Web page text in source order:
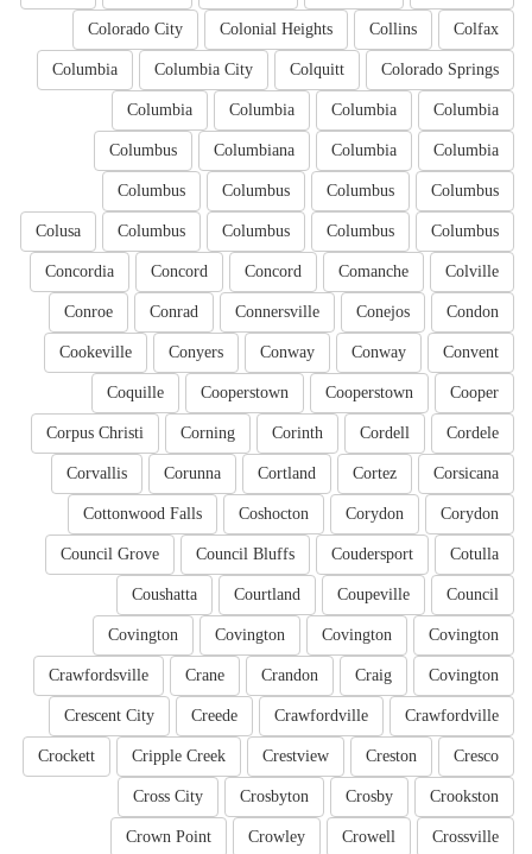
Colfax
Collins
Colonial Heights
Colorado City
Colorado Springs
Colquitt
Columbia City
Columbia
Columbia
Columbia
Columbia
Columbia
Columbia
Columbia
Columbiana
Columbus
Columbus
Columbus
Columbus
Columbus
Columbus
Columbus
Columbus
Columbus
Colusa
Colville
Comanche
Concord
Concord
Concordia
Condon
Conejos
Connersville
Conrad
Conroe
Convent
Conway
Conway
Conyers
Cookeville
Cooper
Cooperstown
Cooperstown
Coquille
Cordele
Cordell
Corinth
Corning
Corpus Christi
Corsicana
Cortez
Cortland
Corunna
Corvallis
Corydon
Corydon
Coshocton
Cottonwood Falls
Cotulla
Coudersport
Council Bluffs
Council Grove
Council
Coupeville
Courtland
Coushatta
Covington
Covington
Covington
Covington
Covington
Craig
Crandon
Crane
Crawfordsville
Crawfordville
Crawfordville
Creede
Crescent City
Cresco
Creston
Crestview
Cripple Creek
Crockett
Crookston
Crosby
Crosbyton
Cross City
Crossville
Crowell
Crowley
Crown Point